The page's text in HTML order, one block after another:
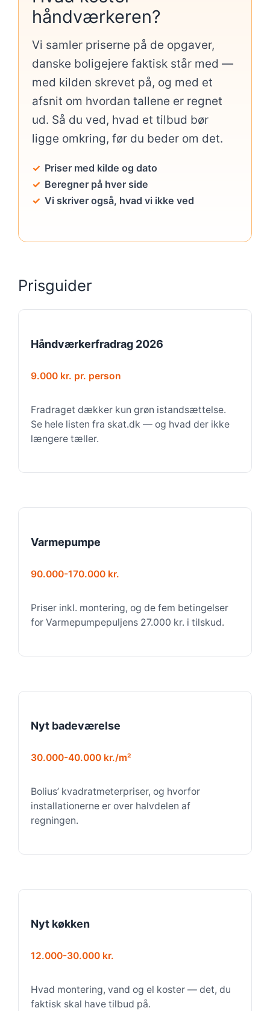
håndværkeren?
Vi samler priserne på de opgaver,
danske boligejere faktisk står med —
med kilden skrevet på, og med et
afsnit om hvordan tallene er regnet
ud. Så du ved, hvad et tilbud bør
ligge omkring, før du beder om det.
Priser med kilde og dato
Beregner på hver side
Vi skriver også, hvad vi ikke ved
Prisguider
Håndværkerfradrag 2026
9.000 kr. pr. person
Fradraget dækker kun grøn istandsættelse.
Se hele listen fra skat.dk — og hvad der ikke
længere tæller.
Varmepumpe
90.000-170.000 kr.
Priser inkl. montering, og de fem betingelser
for Varmepumpepuljens 27.000 kr. i tilskud.
Nyt badeværelse
30.000-40.000 kr./m²
Bolius’ kvadratmeterpriser, og hvorfor
installationerne er over halvdelen af
regningen.
Nyt køkken
12.000-30.000 kr.
Hvad montering, vand og el koster — det, du
faktisk skal have tilbud på.